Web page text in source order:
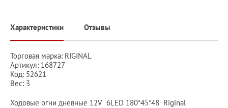
Характеристики Отзывы
Торговая марка: RIGINAL
Артикул: 168727
Код: 52621
Вес: 3
Ходовые огни дневные 12V 6LED 180*45*48 Riginal